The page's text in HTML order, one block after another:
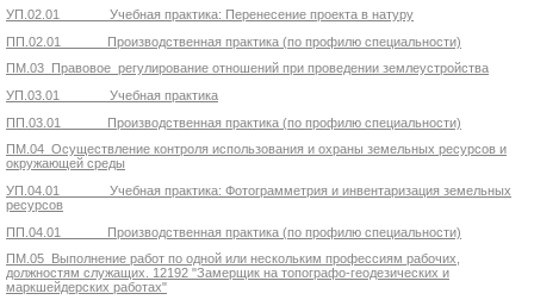
УП.02.01 Учебная практика: Перенесение проекта в натуру
ПП.02.01 Производственная практика (по профилю специальности)
ПМ.03 Правовое регулирование отношений при проведении землеустройства
УП.03.01 Учебная практика
ПП.03.01 Производственная практика (по профилю специальности)
ПМ.04 Осуществление контроля использования и охраны земельных ресурсов и
окружающей среды
УП.04.01 Учебная практика: Фотограмметрия и инвентаризация земельных
ресурсов
ПП.04.01 Производственная практика (по профилю специальности)
ПМ.05 Выполнение работ по одной или нескольким профессиям рабочих,
должностям служащих. 12192 "Замерщик на топографо-геодезических и
маркшейдерских работах"